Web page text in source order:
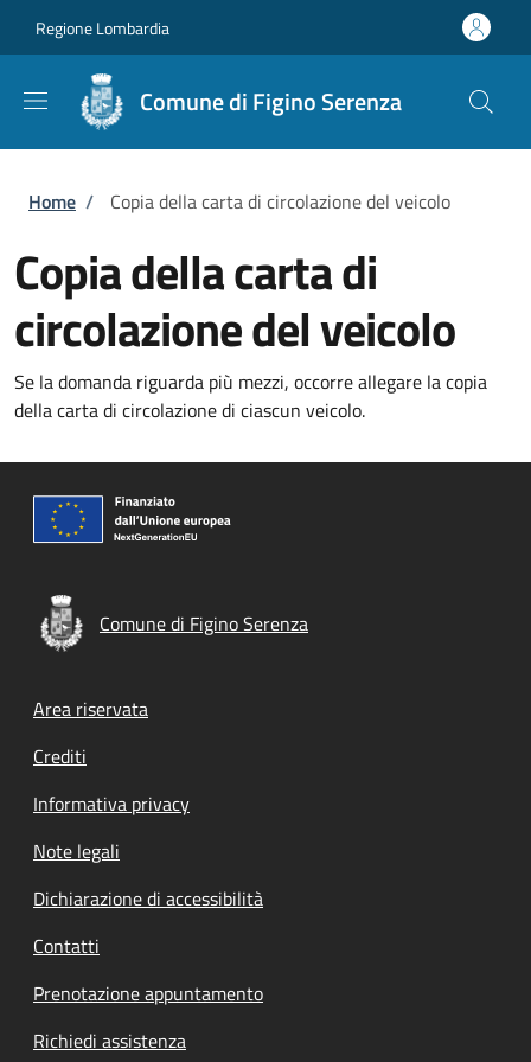
Regione Lombardia
Comune di Figino Serenza
Briciole di pane
Home / Copia della carta di circolazione del veicolo
Copia della carta di
circolazione del veicolo
Se la domanda riguarda più mezzi, occorre allegare la copia
della carta di circolazione di ciascun veicolo.
Comune di Figino Serenza
Footer menu
Area riservata
Crediti
Informativa privacy
Note legali
Dichiarazione di accessibilità
Contatti
Prenotazione appuntamento
Richiedi assistenza